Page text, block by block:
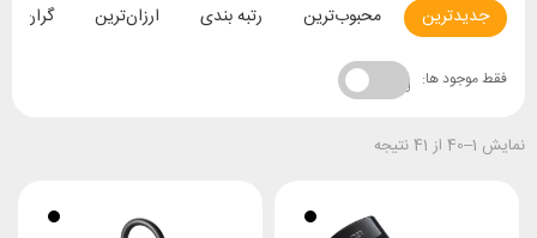
جدیدترین محبوب‌ترین رتبه بندی ارزان‌ترین
فقط موجود ها:
نمایش 1–40 از 41 نتیجه